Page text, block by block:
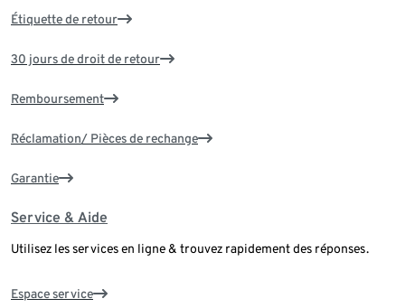
Étiquette de retour
30 jours de droit de retour
Remboursement
Réclamation/ Pièces de rechange
Garantie
Service & Aide
Utilisez les services en ligne & trouvez rapidement des réponses.
Espace service